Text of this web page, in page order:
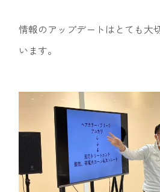
情報のアップデートはとても大
います。